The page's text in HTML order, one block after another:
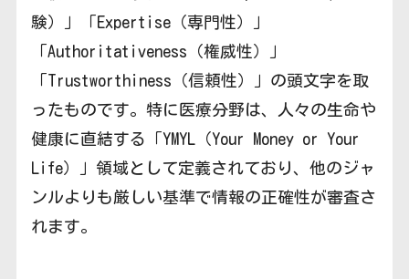
験）」「Expertise（専門性）」
「Authoritativeness（権威性）」
「Trustworthiness（信頼性）」の頭文字を取
ったものです。特に医療分野は、人々の生命や
健康に直結する「YMYL（Your Money or Your
Life）」領域として定義されており、他のジャ
ンルよりも厳しい基準で情報の正確性が審査さ
れます。